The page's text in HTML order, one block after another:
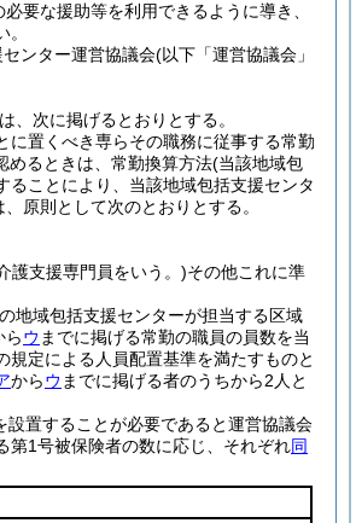
要な援助等を利用できるように導き、
ンター運営協議会(以下「運営協議会」
は、次に掲げるとおりとする。
置くべき専らその職務に従事する常勤
めるときは、常勤換算方法(当該地域包
ことにより、当該地域包括支援センタ
、原則として次のとおりとする。
護支援専門員をいう。)その他これに準
地域包括支援センターが担当する区域
らウ までに掲げる常勤の職員の員数を当
規定による人員配置基準を満たすものと
からウ までに掲げる者のうちから2人と
置することが必要であると運営協議会
第1号被保険者の数に応じ、それぞれ同